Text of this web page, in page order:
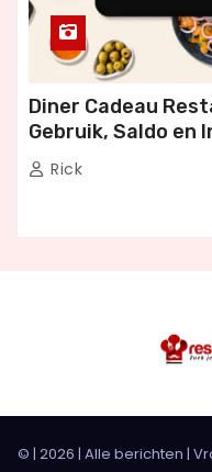
Diner Cadeau
Gebruik, Saldo en
Rick
© | 2026 | Alle berichten |